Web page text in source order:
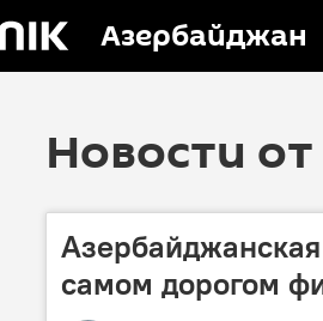
Азербайджан
Новости от
самом дорогом